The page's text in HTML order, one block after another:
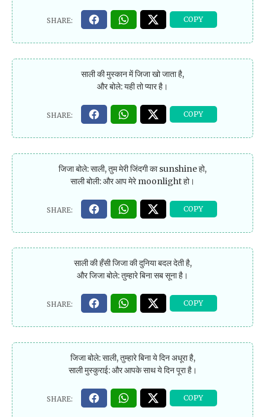
साली की मुस्कान में जिजा खो जाता है,
और बोले: यही तो प्यार है।
जिजा बोले: साली, तुम मेरी जिंदगी का sunshine हो,
साली बोली: और आप मेरे moonlight हो।
साली की हँसी जिजा की दुनिया बदल देती है,
और जिजा बोले: तुम्हारे बिना सब सूना है।
जिजा बोले: साली, तुम्हारे बिना ये दिन अधूरा है,
साली मुस्कुराई: और आपके साथ ये दिन पूरा है।